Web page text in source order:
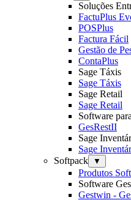
Soluções
FactuPlus
POSPlus
Factura Fácil
Gestão de
ContaPlus
Sage Táxis
Sage Táxis
Sage Retail
Sage Retail
Software
GesRestII
Sage
Sage
Softpack
▼
Produtos
Software
Gestwin -